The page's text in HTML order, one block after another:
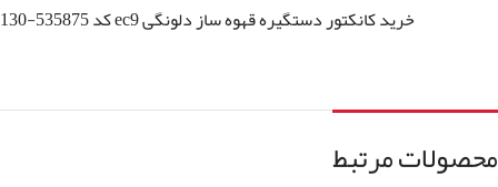
خرید کانکتور دستگیره قهوه ساز دلونگی ec9 کد 535875-130
محصولات مرتبط